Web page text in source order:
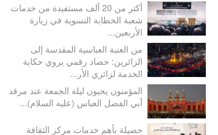
أكثر من 20 ألف مستفيدة من خدمات
شعبة الخطابة النسوية في زيارة
الأربعين...
من العتبة العباسية المقدسة إلى
الزائرين: حصاد رقمي يروي حكاية
الخدمة لزائري الأر...
المؤمنون يحيون ليلة الجمعة عند مرقد
أبي الفضل العباس (عليه السلام)...
حصيلة بأهم خدمات مركز الثقافة